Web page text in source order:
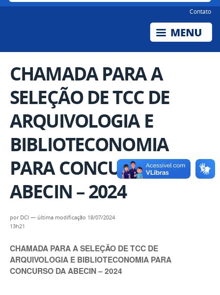
Contato
CHAMADA PARA A
SELEÇÃO DE TCC DE
ARQUIVOLOGIA E
BIBLIOTECONOMIA
PARA CONCURSO DA
ABECIN – 2024
por DCI — última modificação 18/07/2024
13h21
CHAMADA PARA A SELEÇÃO DE TCC DE
ARQUIVOLOGIA E BIBLIOTECONOMIA PARA
CONCURSO DA ABECIN – 2024